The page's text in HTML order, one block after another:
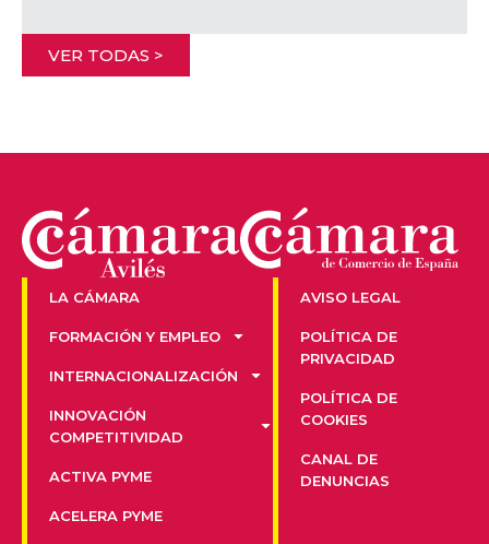
VER TODAS >
LA CÁMARA
FORMACIÓN Y EMPLEO
INTERNACIONALIZACIÓN
INNOVACIÓN
COMPETITIVIDAD
ACTIVA PYME
ACELERA PYME
AVISO LEGAL
POLÍTICA DE
PRIVACIDAD
POLÍTICA DE
COOKIES
CANAL DE
DENUNCIAS